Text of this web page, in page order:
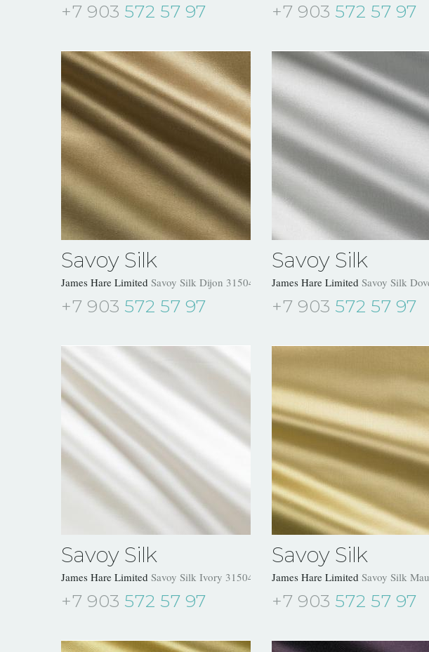
+7 903 572 57 97 +7 903 572 57 97
Savoy Silk
James Hare Limited Savoy Silk Dijon 31504/19
+7 903 572 57 97
Savoy Silk
James Hare Limited Savoy Silk
+7 903 572 57 97
Savoy Silk
James Hare Limited Savoy Silk Ivory 31504/01
+7 903 572 57 97
Savoy Silk
James Hare Limited Savoy Silk
+7 903 572 57 97